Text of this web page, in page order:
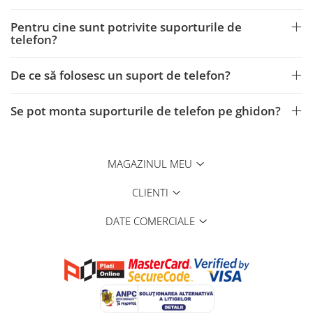
Pentru cine sunt potrivite suporturile de
telefon?
De ce să folosesc un suport de telefon?
Se pot monta suporturile de telefon pe ghidon?
MAGAZINUL MEU
CLIENTI
DATE COMERCIALE